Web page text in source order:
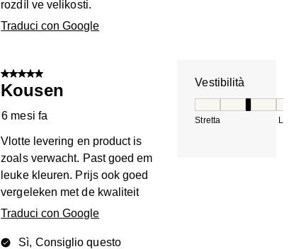
rozdíl ve velikosti.
Traduci con Google
5 su 5 stelle.
Kousen
6 mesi fa
Vlotte levering en product is
zoals verwacht. Past goed em
leuke kleuren. Prijs ook goed
vergeleken met de kwaliteit
Traduci con Google
Sì, Consiglio questo
Vestibilità
Stretta